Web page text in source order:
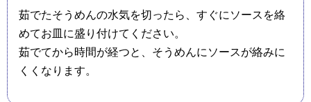
茹でたそうめんの水気を切ったら、すぐにソースを絡
めてお皿に盛り付けてください。
茹でてから時間が経つと、そうめんにソースが絡みに
くくなります。